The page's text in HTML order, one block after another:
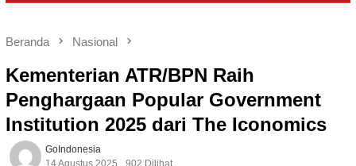
Beranda Nasional
Kementerian ATR/BPN Raih
Penghargaan Popular Government
Institution 2025 dari The Iconomics
GoIndonesia